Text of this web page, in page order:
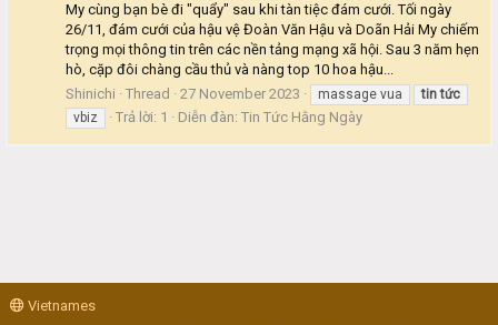
My cùng bạn bè đi "quẩy" sau khi tàn tiệc đám cưới. Tối ngày
26/11, đám cưới của hậu vệ Đoàn Văn Hậu và Doãn Hải My chiếm
trọng mọi thông tin trên các nền tảng mạng xã hội. Sau 3 năm hẹn
hò, cặp đôi chàng cầu thủ và nàng top 10 hoa hậu...
Shinichi
Thread 27 November 2023 massage vua tin tức
vbiz
Trả lời: 1 Diễn đàn: Tin Tức Hằng Ngày
Vietnames